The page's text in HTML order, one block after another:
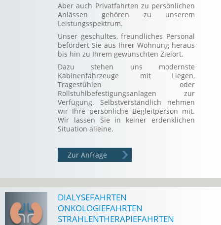
Aber auch Privatfahrten zu persönlichen
Anlässen gehören zu unserem
Leistungsspektrum.
Unser geschultes, freundliches Personal
befördert Sie aus Ihrer Wohnung heraus
bis hin zu Ihrem gewünschten Zielort.
Dazu stehen uns modernste
Kabinenfahrzeuge mit Liegen,
Tragestühlen oder
Rollstuhlbefestigungsanlagen zur
Verfügung. Selbstverständlich nehmen
wir Ihre persönliche Begleitperson mit.
Wir lassen Sie in keiner erdenklichen
Situation alleine.
Zur Anfrage
DIALYSEFAHRTEN
ONKOLOGIEFAHRTEN
STRAHLENTHERAPIEFAHRTEN